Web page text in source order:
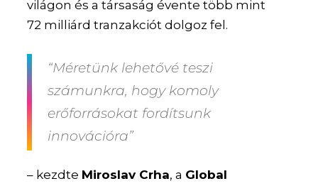
világon és a társaság évente több mint
72 milliárd tranzakciót dolgoz fel.
“Méretünk lehetővé teszi
számunkra, hogy komoly
erőforrásokat fordítsunk
innovációra”
– kezdte Miroslav Crha, a Global